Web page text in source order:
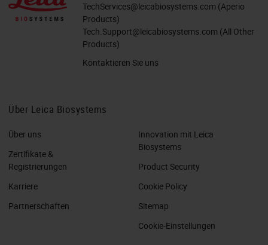
TechServices@leicabiosystems.com (Aperio
Products)
Tech.Support@leicabiosystems.com (All Other
Products)
Kontaktieren Sie uns
Über Leica Biosystems
Über uns
Zertifikate &
Registrierungen
Karriere
Partnerschaften
Innovation mit Leica
Biosystems
Product Security
Cookie Policy
Sitemap
Cookie-Einstellungen